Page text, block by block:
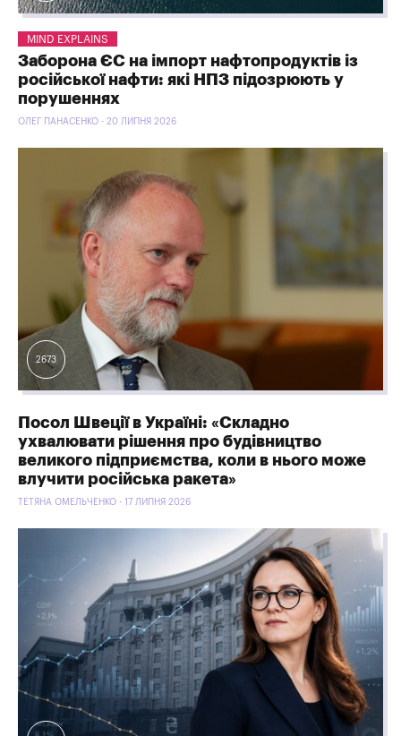
MIND EXPLAINS
Заборона ЄС на імпорт нафтопродуктів із
російської нафти: які НПЗ підозрюють у
порушеннях
ОЛЕГ ПАНАСЕНКО - 20 ЛИПНЯ 2026
2673
Посол Швеції в Україні: «Складно
ухвалювати рішення про будівництво
великого підприємства, коли в нього може
влучити російська ракета»
ТЕТЯНА ОМЕЛЬЧЕНКО - 17 ЛИПНЯ 2026